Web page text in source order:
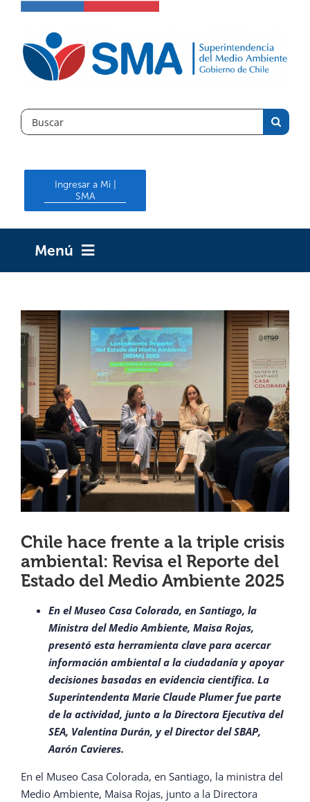
content
Search
for:
Ingresar a Mi |
SMA
Menú
¿QUIÉNES SOMOS?
OFICINAS REGIONALES
DOCUMENTOS
SALA DE PRENSA
CONTACTO
View
Larger
Image
Chile hace frente a la triple crisis
ambiental: Revisa el Reporte del
Estado del Medio Ambiente 2025
En el Museo Casa Colorada, en Santiago, la
Ministra del Medio Ambiente, Maisa Rojas,
presentó esta herramienta clave para acercar
información ambiental a la ciudadanía yapoyar
decisiones basadas en evidencia científica. La
Superintendenta Marie Claude Plumer fue parte
de la actividad, junto a la Directora Ejecutiva del
SEA, Valentina Durán, y el Director del SBAP,
Aarón Cavieres.
En el Museo Casa Colorada, en Santiago, la ministra del
Medio Ambiente, Maisa Rojas, junto a la Directora